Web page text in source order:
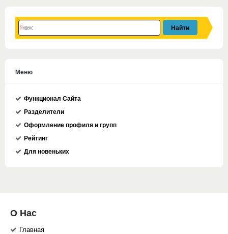
Меню
Функционал Сайта
Разделители
Оформление профиля и групп
Рейтинг
Для новеньких
О Нас
Главная